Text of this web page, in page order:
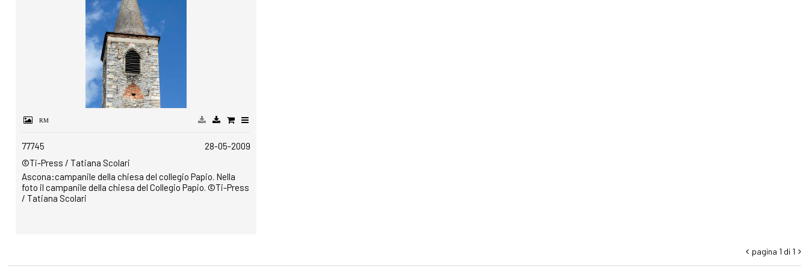
77745
28-05-2009
©Ti-Press / Tatiana Scolari
Ascona:campanile della chiesa del collegio Papio. Nella
foto il campanile della chiesa del Collegio Papio. ©Ti-Press
/ Tatiana Scolari
 pagina 1 di 1 